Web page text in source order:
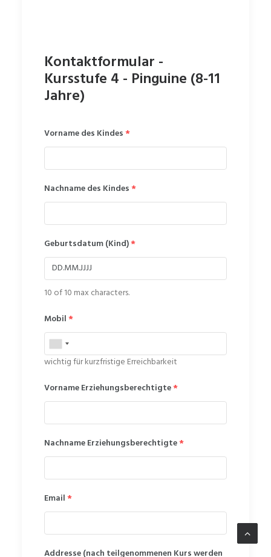
Kontaktformular -
Kursstufe 4 - Pinguine (8-11
Jahre)
Vorname des Kindes*
Nachname des Kindes*
Geburtsdatum (Kind)*
10 of 10 max characters.
Mobil*
wichtig für kurzfristige Erreichbarkeit
Vorname Erziehungsberechtigte*
Nachname Erziehungsberechtigte*
Email*
Addresse (nach teilgenommenen Kurs werden